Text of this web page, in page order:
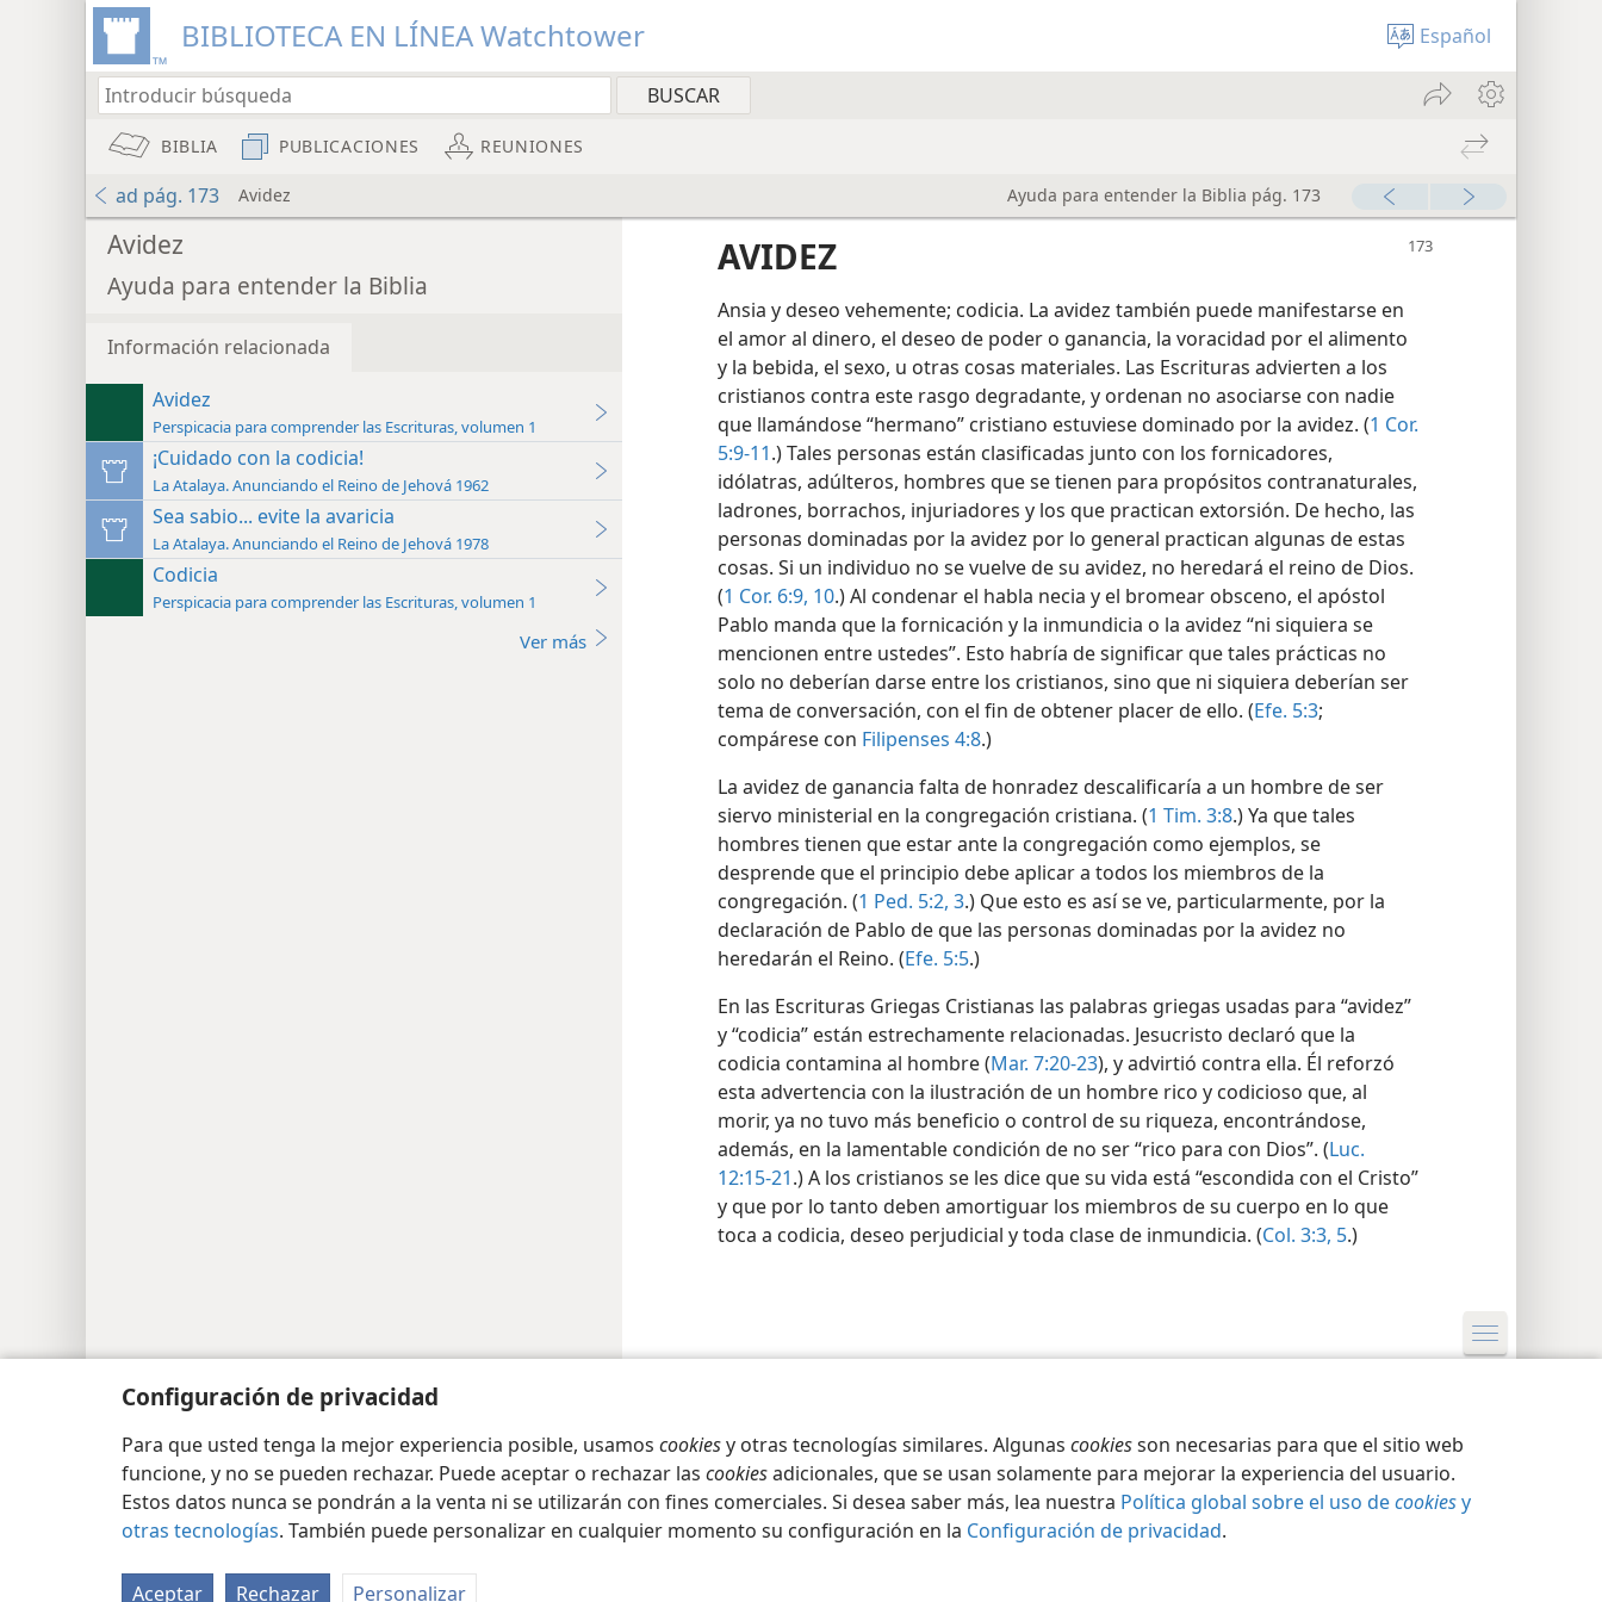
Configuración de privacidad
Para que usted tenga la mejor experiencia posible, usamos cookiesy otras tecnologías similares. Algunas cookiesson necesarias para que el sitio web
funcione, y no se pueden rechazar. Puede aceptar o rechazar las cookiesadicionales, que se usan solamente para mejorar la experiencia del usuario.
Estos datos nunca se pondrán a la venta ni se utilizarán con fines comerciales. Si desea saber más, lea nuestra Política global sobre el uso decookiesy
otras tecnologías. También puede personalizar en cualquier momento su configuración en la Configuración de privacidad.
Aceptar Rechazar Personalizar
BIBLIOTECA EN LÍNEA Watchtower Español
BIBLIA PUBLICACIONES REUNIONES
ad pág. 173 Avidez Ayuda para entender la Biblia pág. 173
Avidez
Ayuda para entender la Biblia
Información relacionada
Avidez
Perspicacia para comprender las Escrituras, volumen 1
¡Cuidado con la codicia!
La Atalaya. Anunciando el Reino de Jehová 1962
Sea sabio... evite la avaricia
La Atalaya. Anunciando el Reino de Jehová 1978
Codicia
Perspicacia para comprender las Escrituras, volumen 1
Ver más
AVIDEZ
Ansia y deseo vehemente; codicia. La avidez también puede manifestarse en
el amor al dinero, el deseo de poder o ganancia, la voracidad por el alimento
y la bebida, el sexo, u otras cosas materiales. Las Escrituras advierten a los
cristianos contra este rasgo degradante, y ordenan no asociarse con nadie
que llamándose “hermano” cristiano estuviese dominado por la avidez. (1 Cor.
5:9-11.) Tales personas están clasificadas junto con los fornicadores,
idólatras, adúlteros, hombres que se tienen para propósitos contranaturales,
ladrones, borrachos, injuriadores y los que practican extorsión. De hecho, las
personas dominadas por la avidez por lo general practican algunas de estas
cosas. Si un individuo no se vuelve de su avidez, no heredará el reino de Dios.
(1 Cor. 6:9, 10.) Al condenar el habla necia y el bromear obsceno, el apóstol
Pablo manda que la fornicación y la inmundicia o la avidez “ni siquiera se
mencionen entre ustedes”. Esto habría de significar que tales prácticas no
solo no deberían darse entre los cristianos, sino que ni siquiera deberían ser
tema de conversación, con el fin de obtener placer de ello. (Efe. 5:3;
compárese con Filipenses 4:8.)
La avidez de ganancia falta de honradez descalificaría a un hombre de ser
siervo ministerial en la congregación cristiana. (1 Tim. 3:8.) Ya que tales
hombres tienen que estar ante la congregación como ejemplos, se
desprende que el principio debe aplicar a todos los miembros de la
congregación. (1 Ped. 5:2, 3.) Que esto es así se ve, particularmente, por la
declaración de Pablo de que las personas dominadas por la avidez no
heredarán el Reino. (Efe. 5:5.)
En las Escrituras Griegas Cristianas las palabras griegas usadas para “avidez”
y “codicia” están estrechamente relacionadas. Jesucristo declaró que la
codicia contamina al hombre (Mar. 7:20-23), y advirtió contra ella. Él reforzó
esta advertencia con la ilustración de un hombre rico y codicioso que, al
morir, ya no tuvo más beneficio o control de su riqueza, encontrándose,
además, en la lamentable condición de no ser “rico para con Dios”. (Luc.
12:15-21.) A los cristianos se les dice que su vida está “escondida con el Cristo”
y que por lo tanto deben amortiguar los miembros de su cuerpo en lo que
toca a codicia, deseo perjudicial y toda clase de inmundicia. (Col. 3:3, 5.)